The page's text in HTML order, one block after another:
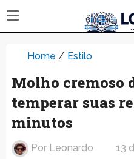
Home / Estilo
Molho cremoso
temperar suas
minutos
Por Leonardo 13